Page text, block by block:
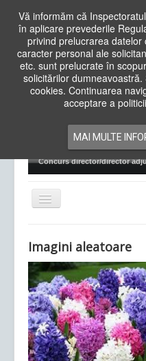
Vă informăm că
în aplicare prevederile
privind prelucrarea
caracter personal ale
etc. sunt prelucrate în
solicitărilor
cookies. Continuarea
acceptare a
MAI MULTE
Cauta
in
siteAcasa Cadre
Examene Naționale
Concurs director/director
Comută
navigarea
Ultimele articole: Vi,
Imagini aleatoare